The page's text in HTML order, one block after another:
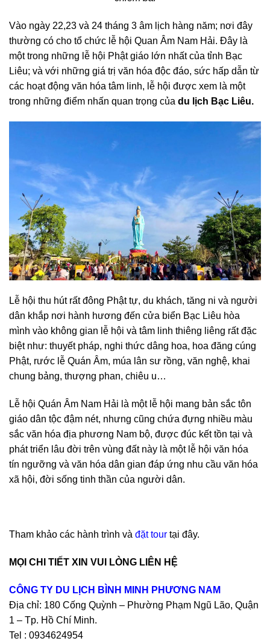
Vào ngày 22,23 và 24 tháng 3 âm lịch hàng năm; nơi đây
thường có cho tổ chức lễ hội Quan Âm Nam Hải. Đây là
một trong những lễ hội Phật giáo lớn nhất của tỉnh Bạc
Liêu; và với những giá trị văn hóa độc đáo, sức hấp dẫn từ
các hoạt động văn hóa tâm linh, lễ hội được xem là một
trong những điểm nhấn quan trọng của du lịch Bạc Liêu.
Lễ hội thu hút rất đông Phật tự, du khách, tăng ni và người
dân khắp nơi hành hương đến cửa biển Bạc Liêu hòa
mình vào không gian lễ hội và tâm linh thiêng liêng rất đặc
biệt như: thuyết pháp, nghi thức dâng hoa, hoa đăng cúng
Phật, rước lễ Quán Âm, múa lân sư rồng, văn nghệ, khai
chung bảng, thượng phan, chiêu u…
Lễ hội Quán Âm Nam Hải là một lễ hội mang bản sắc tôn
giáo dân tộc đậm nét, nhưng cũng chứa đựng nhiều màu
sắc văn hóa địa phương Nam bộ, được đúc kết tồn tại và
phát triển lâu đời trên vùng đất này là một lễ hội văn hóa
tín ngưỡng và văn hóa dân gian đáp ứng nhu cầu văn hóa
xã hội, đời sống tinh thần của người dân.
Tham khảo các hành trình và đặt tour tại đây.
MỌI CHI TIẾT XIN VUI LÒNG LIÊN HỆ
CÔNG TY DU LỊCH BÌNH MINH PHƯƠNG NAM
Địa chỉ: 180 Cống Quỳnh – Phường Phạm Ngũ Lão, Quận
1 – Tp. Hồ Chí Minh.
Tel : 0934624954